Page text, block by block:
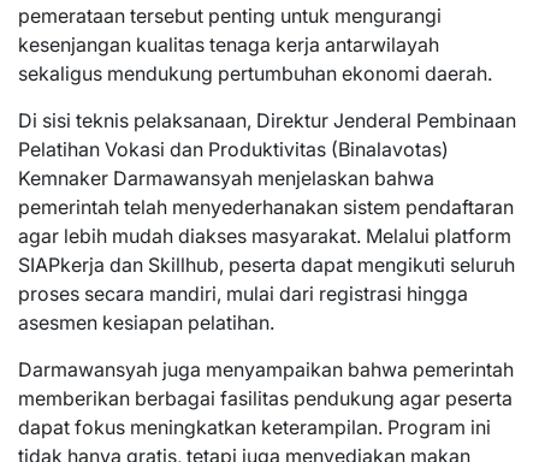
pemerataan tersebut penting untuk mengurangi
kesenjangan kualitas tenaga kerja antarwilayah
sekaligus mendukung pertumbuhan ekonomi daerah.
Di sisi teknis pelaksanaan, Direktur Jenderal Pembinaan
Pelatihan Vokasi dan Produktivitas (Binalavotas)
Kemnaker Darmawansyah menjelaskan bahwa
pemerintah telah menyederhanakan sistem pendaftaran
agar lebih mudah diakses masyarakat. Melalui platform
SIAPkerja dan Skillhub, peserta dapat mengikuti seluruh
proses secara mandiri, mulai dari registrasi hingga
asesmen kesiapan pelatihan.
Darmawansyah juga menyampaikan bahwa pemerintah
memberikan berbagai fasilitas pendukung agar peserta
dapat fokus meningkatkan keterampilan. Program ini
tidak hanya gratis, tetapi juga menyediakan makan